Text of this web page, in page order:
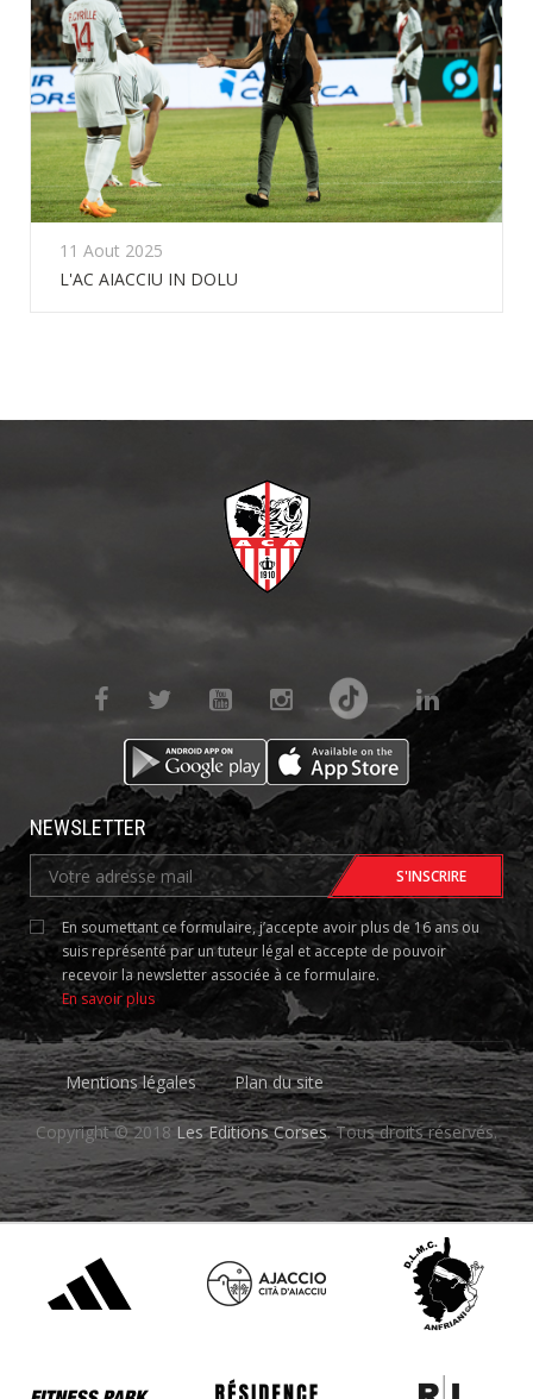
11 Aout 2025
L'AC AIACCIU IN DOLU
NEWSLETTER
En soumettant ce formulaire, j’accepte avoir plus de 16 ans ou
suis représenté par un tuteur légal et accepte de pouvoir
recevoir la newsletter associée à ce formulaire.
En savoir plus
Mentions légales Plan du site
Copyright © 2018 Les Editions Corses. Tous droits réservés.